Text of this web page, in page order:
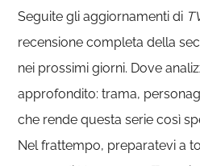
Seguite gli aggiornamenti di
recensione completa della
nei prossimi giorni. Dove
approfondito: trama,
che rende questa serie così
Nel frattempo, preparatevi a